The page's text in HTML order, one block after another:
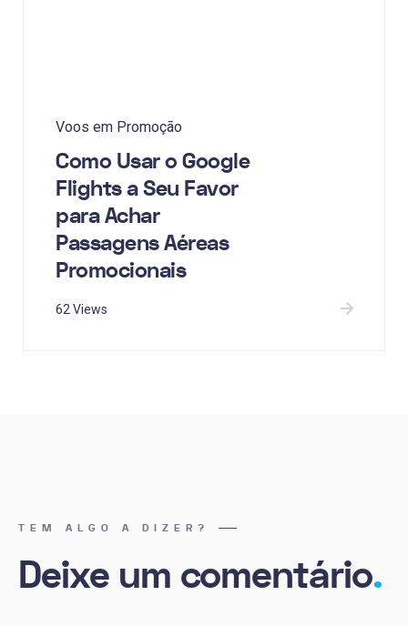
Voos em Promoção
Como Usar o Google
Flights a Seu Favor
para Achar
Passagens Aéreas
Promocionais
62 Views
TEM ALGO A DIZER?
Deixe um comentário.